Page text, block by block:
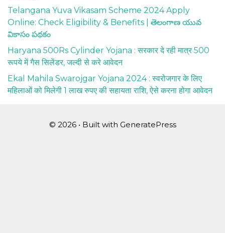
Telangana Yuva Vikasam Scheme 2024 Apply
Online: Check Eligibility & Benefits | తెలంగాణ యువ
వికాసం పథకం
Haryana 500Rs Cylinder Yojana : सरकार दे रही मात्र 500
रूपये में गैस सिलेंडर, जल्दी से करे आवेदन
Ekal Mahila Swarojgar Yojana 2024 : स्वरोजगार के लिए
महिलाओं को मिलेगी 1 लाख रुपए की सहायता राशि, ऐसे करना होगा आवेदन
© 2026 • Built with GeneratePress